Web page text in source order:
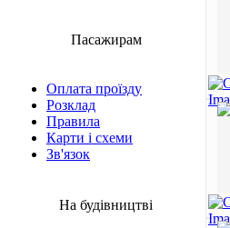
Пасажирам
Оплата проїзду
Розклад
Правила
Карти і схеми
Зв'язок
На будівництві